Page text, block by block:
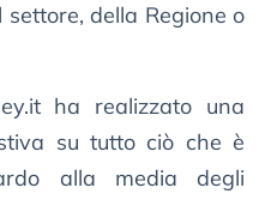
della Regione o
ha realizzato una
su tutto ciò che è
alla media degli